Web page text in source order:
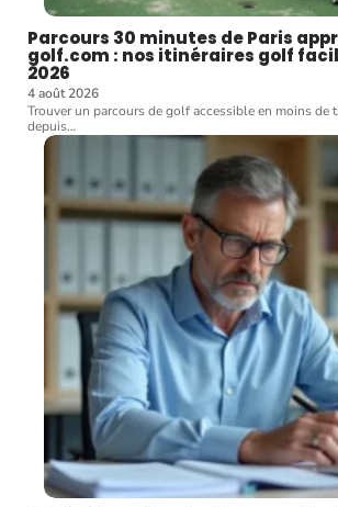
Parcours 30 minutes de Paris
golf.com : nos itinéraires golf
2026
4 août 2026
Trouver un parcours de golf accessible en moins de
depuis…